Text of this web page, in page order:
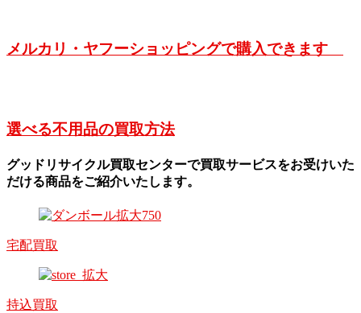
メルカリ・ヤフーショッピングで購入できます
選べる不用品の買取方法
グッドリサイクル買取センターで買取サービスをお受けいた
だける商品をご紹介いたします。
宅配買取
持込買取